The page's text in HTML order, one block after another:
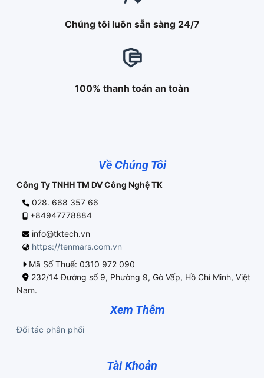
Chúng tôi luôn sẵn sàng 24/7
100% thanh toán an toàn
Về Chúng Tôi
Công Ty TNHH TM DV Công Nghệ TK
028. 668 357 66
+84947778884
info@tktech.vn
https://tenmars.com.vn
Mã Số Thuế: 0310 972 090
232/14 Đường số 9, Phường 9, Gò Vấp, Hồ Chí Minh, Việt
Nam.
Xem Thêm
Đối tác phân phối
Tài Khoản